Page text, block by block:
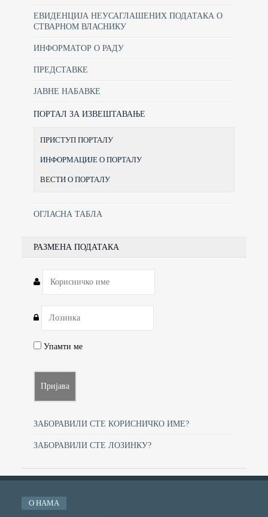
ЕВИДЕНЦИЈА НЕУСАГЛАШЕНИХ ПОДАТАКА О
СТВАРНОМ ВЛАСНИКУ
ИНФОРМАТОР О РАДУ
ПРЕДСТАВКЕ
ЈАВНЕ НАБАВКЕ
ПОРТАЛ ЗА ИЗВЕШТАВАЊЕ
ПРИСТУП ПОРТАЛУ
ИНФОРМАЦИЈЕ О ПОРТАЛУ
ВЕСТИ О ПОРТАЛУ
ОГЛАСНА ТАБЛА
РАЗМЕНА ПОДАТАКА
Упамти ме
ЗАБОРАВИЛИ СТЕ КОРИСНИЧКО ИМЕ?
ЗАБОРАВИЛИ СТЕ ЛОЗИНКУ?
О НАМА